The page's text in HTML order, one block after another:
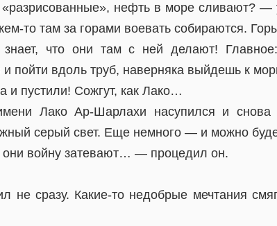
нефть в море сливают?
то там за горами воевать собираются.
что они там с ней делают! Главное:
пойти вдоль труб, наверняка выйдешь к
и пустили! Сожгут, как Лако…
Лако Ар-Шарлахи насупился и снова
серый свет. Еще немного — и можно
войну затевают… — процедил он.
не сразу. Какие-то недобрые мечтания